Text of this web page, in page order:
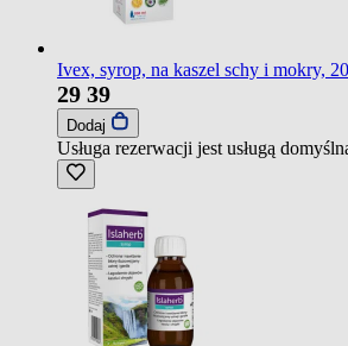
Ivex, syrop, na kaszel schy i mokry,
29 39
Dodaj
Usługa rezerwacji jest usługą